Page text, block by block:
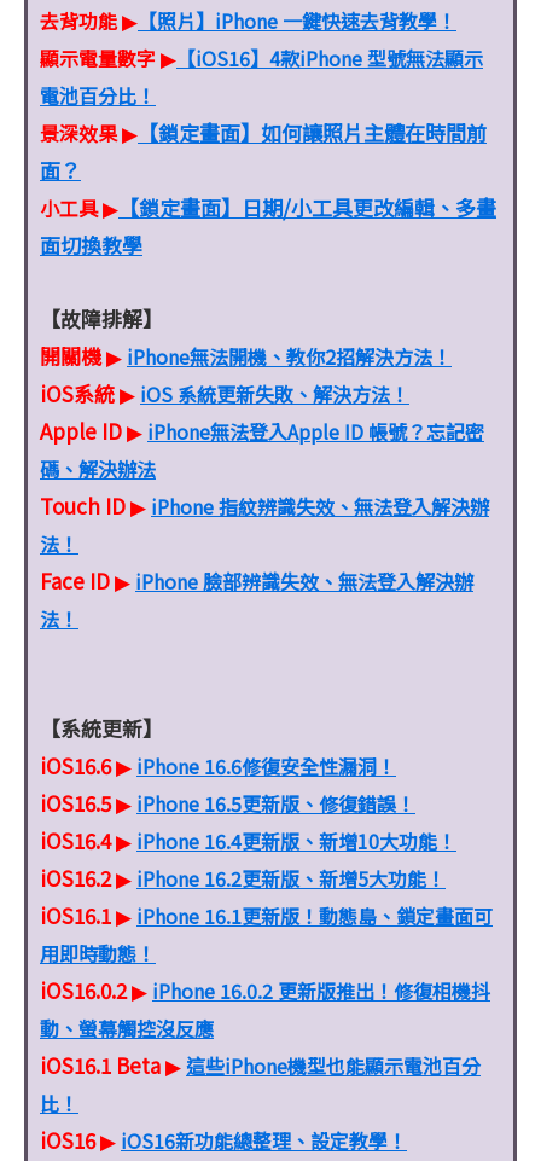
去背功能▶ 【照片】iPhone 一鍵快速去背教學！
顯示電量數字 ▶ 【iOS16】4款iPhone 型號無法顯示
電池百分比！
景深效果▶ 【鎖定畫面】如何讓照片主體在時間前
面？
小工具▶ 【鎖定畫面】日期/小工具更改編輯、多畫
面切換教學
【故障排解】
開關機▶ iPhone無法開機、教你2招解決方法！
iOS系統▶ iOS 系統更新失敗、解決方法！
Apple ID▶ iPhone無法登入Apple ID 帳號？忘記密
碼、解決辦法
Touch ID▶ iPhone 指紋辨識失效、無法登入解決辦
法！
Face ID▶ iPhone 臉部辨識失效、無法登入解決辦
法！
【系統更新】
iOS16.6▶ iPhone 16.6修復安全性漏洞！
iOS16.5▶ iPhone 16.5更新版、修復錯誤！
iOS16.4▶ iPhone 16.4更新版、新增10大功能！
iOS16.2▶ iPhone 16.2更新版、新增5大功能！
iOS16.1▶ iPhone 16.1更新版！動態島、鎖定畫面可
用即時動態！
iOS16.0.2▶ iPhone 16.0.2 更新版推出！修復相機抖
動、螢幕觸控沒反應
iOS16.1 Beta▶這些iPhone機型也能顯示電池百分
比！
iOS16▶ iOS16新功能總整理、設定教學！